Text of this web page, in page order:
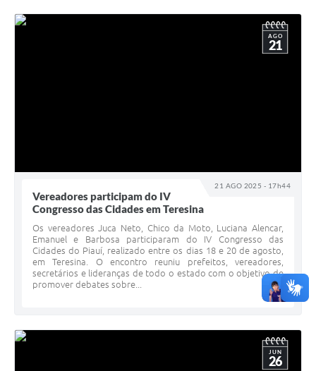
21 AGO 2025 - 17h44
AGO
21
Vereadores participam do IV
Congresso das Cidades em Teresina
Os vereadores Juca Neto, Chico da Moto, Luciana Alencar,
Emanuel e Barbosa participaram do IV Congresso das
Cidades do Piauí, realizado entre os dias 18 e 20 de agosto,
em Teresina. O encontro reuniu prefeitos, vereadores,
secretários e lideranças de todo o estado com o objetivo de
promover debates sobre...
JUN
26